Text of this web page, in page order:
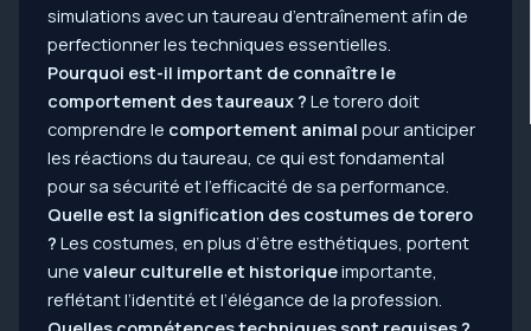
simulations avec un taureau d’entraînement afin de
perfectionner les techniques essentielles.
Pourquoi est-il important de connaître le
comportement des taureaux ? Le torero doit
comprendre le comportement animal pour anticiper
les réactions du taureau, ce qui est fondamental
pour sa sécurité et l’efficacité de sa performance.
Quelle est la signification des costumes de torero
? Les costumes, en plus d’être esthétiques, portent
une valeur culturelle et historiqueimportante,
reflétant l’identité et l’élégance de la profession.